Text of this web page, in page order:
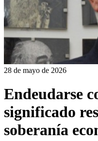
28 de mayo de 2026
Endeudarse
significado
soberanía